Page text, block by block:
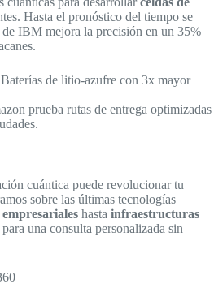
Hasta el pronóstico del tiempo se
IBM mejora la precisión en un 35%
de litio-azufre con 3x mayor
prueba rutas de entrega optimizadas
cuántica puede revolucionar tu
sobre las últimas tecnologías
hasta infraestructuras
una consulta personalizada sin